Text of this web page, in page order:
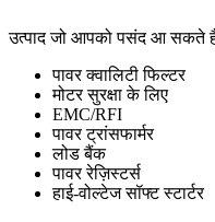
उत्पाद जो आपको पसंद आ सकते
पावर क्वालिटी फिल्टर
मोटर सुरक्षा के लिए
EMC/RFI
पावर ट्रांसफार्मर
लोड बैंक
पावर रेज़िस्टर्स
हाई-वोल्टेज सॉफ्ट स्टार्टर